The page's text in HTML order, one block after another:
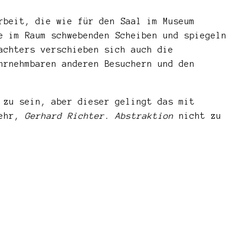
die wie für den Saal im Museum
schwebenden Scheiben und spiegeln
verschieben sich auch die
anderen Besuchern und den
zu sein, aber dieser gelingt das mit
Gerhard Richter. Abstraktion nicht zu